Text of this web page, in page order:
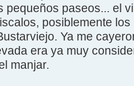
pequeños paseos... el
posiblemente
Ya me
era ya muy
manjar.